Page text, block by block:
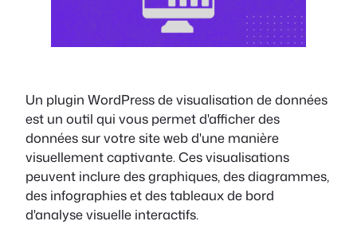
Un plugin WordPress de visualisation de données
est un outil qui vous permet d'afficher des
données sur votre site web d'une manière
visuellement captivante. Ces visualisations
peuvent inclure des graphiques, des diagrammes,
des infographies et des tableaux de bord
d'analyse visuelle interactifs.